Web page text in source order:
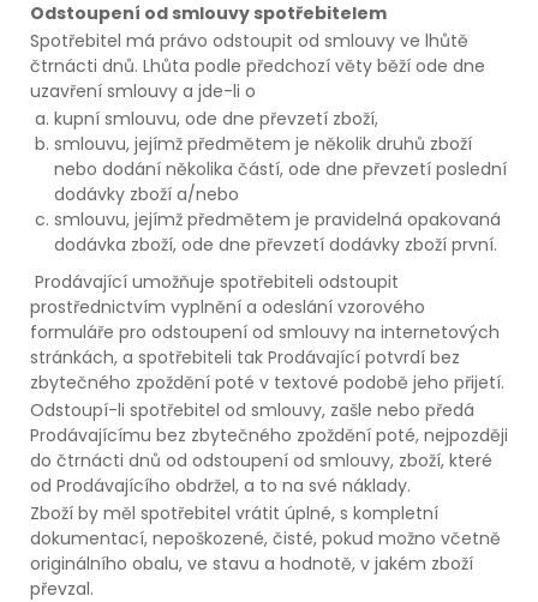
Odstoupení od smlouvy spotřebitelem
Spotřebitel má právo odstoupit od smlouvy ve lhůtě
čtrnácti dnů. Lhůta podle předchozí věty běží ode dne
uzavření smlouvy a jde-li o
kupní smlouvu, ode dne převzetí zboží,
smlouvu, jejímž předmětem je několik druhů zboží
nebo dodání několika částí, ode dne převzetí poslední
dodávky zboží a/nebo
smlouvu, jejímž předmětem je pravidelná opakovaná
dodávka zboží, ode dne převzetí dodávky zboží první.
Prodávající umožňuje spotřebiteli odstoupit
prostřednictvím vyplnění a odeslání vzorového
formuláře pro odstoupení od smlouvy na internetových
stránkách, a spotřebiteli tak Prodávající potvrdí bez
zbytečného zpoždění poté v textové podobě jeho přijetí.
Odstoupí-li spotřebitel od smlouvy, zašle nebo předá
Prodávajícímu bez zbytečného zpoždění poté, nejpozději
do čtrnácti dnů od odstoupení od smlouvy, zboží, které
od Prodávajícího obdržel, a to na své náklady.
Zboží by měl spotřebitel vrátit úplné, s kompletní
dokumentací, nepoškozené, čisté, pokud možno včetně
originálního obalu, ve stavu a hodnotě, v jakém zboží
převzal.